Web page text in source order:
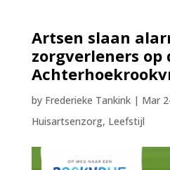
Artsen slaan
zorgverleners op
by Frederieke Tankink| Mar
Huisartsenzorg, Leefstijl